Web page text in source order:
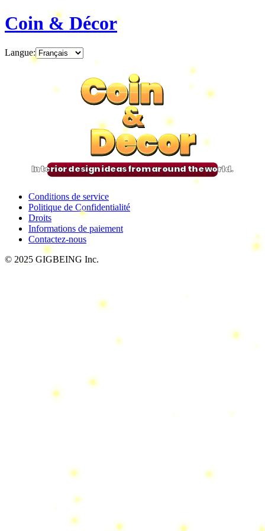
Coin & Décor
Langue:
Coin
&
Decor
Coin
&
Decor
Coin
&
Decor
Coin
&
Decor
Interior design ideas from around the world.
Conditions de service
Politique de Confidentialité
Droits
Informations de paiement
Contactez-nous
© 2025 GIGBEING Inc.